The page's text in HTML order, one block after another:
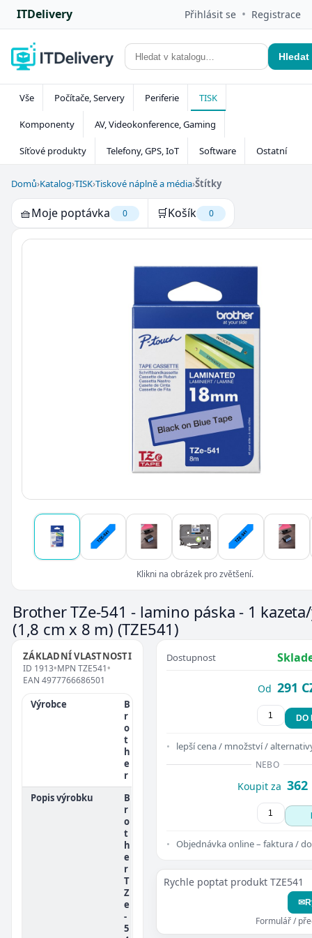
ITDelivery Přihlásit se • Registrace
Hledat
Vše Počítače, Servery Periferie TISK
Komponenty AV, Videokonference, Gaming
Síťové produkty Telefony, GPS, IoT Software Ostatní
Domů›Katalog›TISK›Tiskové náplně a média›Štítky
🧺Moje poptávka 0 🛒Košík 0
Klikni na obrázek pro zvětšení.
Brother TZe-541 - lamino páska - 1
(1,8 cm x 8 m) (TZE541)
ZÁKLADNÍ VLASTNOSTI
ID 1913•MPN TZE541•
EAN 4977766686501
Výrobce
B
r
o
t
h
e
r
Popis výrobku
B
r
o
t
h
e
r
T
Z
e
-
5
Dostupnost
Od 291
DO
lepší cena / množství /
NEBO
Koupit za 362
Objednávka online – faktura /
Rychle poptat produkt TZE541
✉
Formulář /